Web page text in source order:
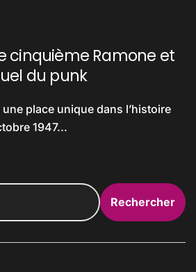
cinquième Ramone et
du punk
1947...
Rechercher